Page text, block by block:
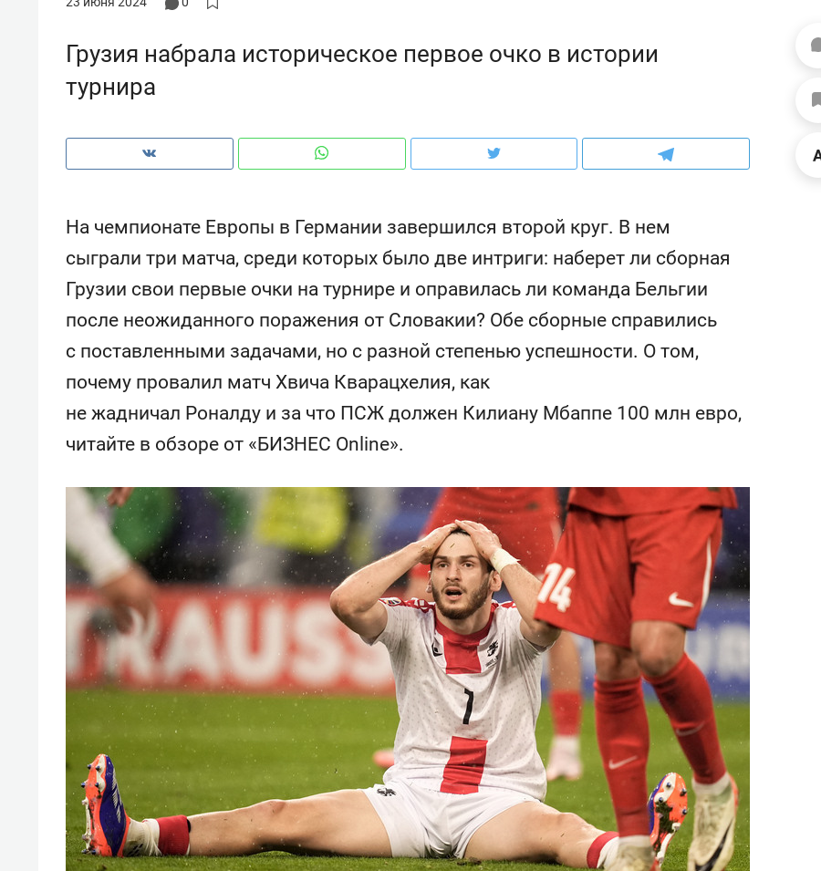
Грузия набрала историческое первое очко в истории
турнира
На чемпионате Европы в Германии завершился второй круг. В нем
сыграли три матча, среди которых было две интриги: наберет ли сборная
Грузии свои первые очки на турнире и оправилась ли команда Бельгии
после неожиданного поражения от Словакии? Обе сборные справились
с поставленными задачами, но с разной степенью успешности. О том,
почему провалил матч Хвича Кварацхелия, как
не жадничал Роналду и за что ПСЖ должен Килиану Мбаппе 100 млн евро,
читайте в обзоре от «БИЗНЕС Online».
Как ГК «МИР ГРУПП» и ВТБ
создают оазис жилого
150 камер до квартиры и Face
ID вместо ключа: какой будет
Рекомендуем
Опыт выживания в дикой
состоянием как основа